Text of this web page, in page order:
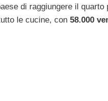
di raggiungere il
le cucine, con 58.000